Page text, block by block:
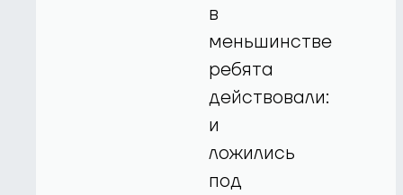
в
меньшинстве
ребята
действовали:
и
ложились
под